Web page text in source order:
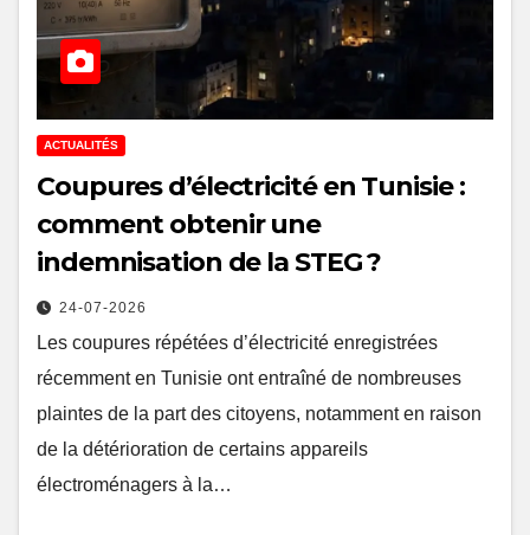
ACTUALITÉS
Coupures d’électricité en Tunisie :
comment obtenir une
indemnisation de la STEG ?
24-07-2026
Les coupures répétées d’électricité enregistrées
récemment en Tunisie ont entraîné de nombreuses
plaintes de la part des citoyens, notamment en raison
de la détérioration de certains appareils
électroménagers à la…